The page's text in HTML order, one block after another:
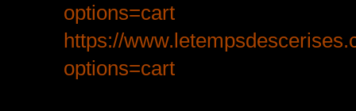
options=cart
https://
options=cart